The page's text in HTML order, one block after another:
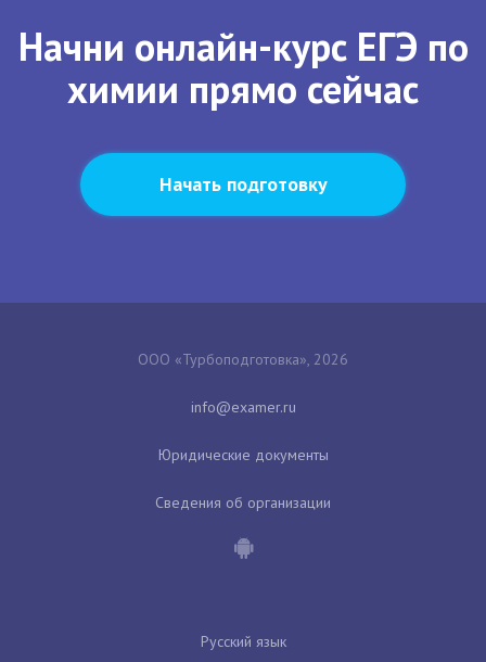
Начни онлайн-курс ЕГЭ по
химии прямо сейчас
Начать подготовку
ООО «Турбоподготовка», 2026
Юридические документы
Сведения об организации
Русский язык